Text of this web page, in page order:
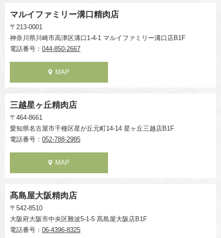
マルイファミリー溝口精肉店
〒213-0001
神奈川県川崎市高津区溝口1-4-1 マルイファミリー溝口店B1F
電話番号： 044-850-2667
MAP
三越星ヶ丘精肉店
〒464-8661
愛知県名古屋市千種区星が丘元町14-14 星ヶ丘三越店B1F
電話番号： 052-788-2985
MAP
髙島屋大阪精肉店
〒542-8510
大阪府大阪市中央区難波5-1-5 髙島屋大阪店B1F
電話番号： 06-4396-8325